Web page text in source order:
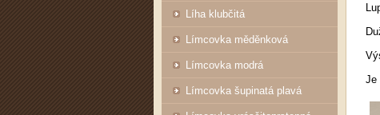
Líha klubčitá
Límcovka měděnková
Límcovka modrá
Límcovka šupinatá plavá
Je